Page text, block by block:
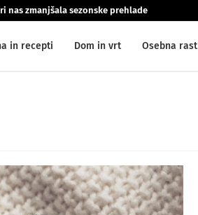
nas zmanjšala sezonske prehlade
in recepti Dom in vrt Osebna rast